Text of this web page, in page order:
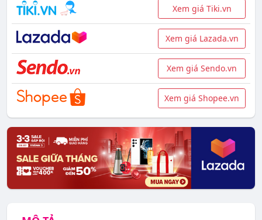
Xem giá Tiki.vn
Xem giá Lazada.vn
Xem giá Sendo.vn
Xem giá Shopee.vn